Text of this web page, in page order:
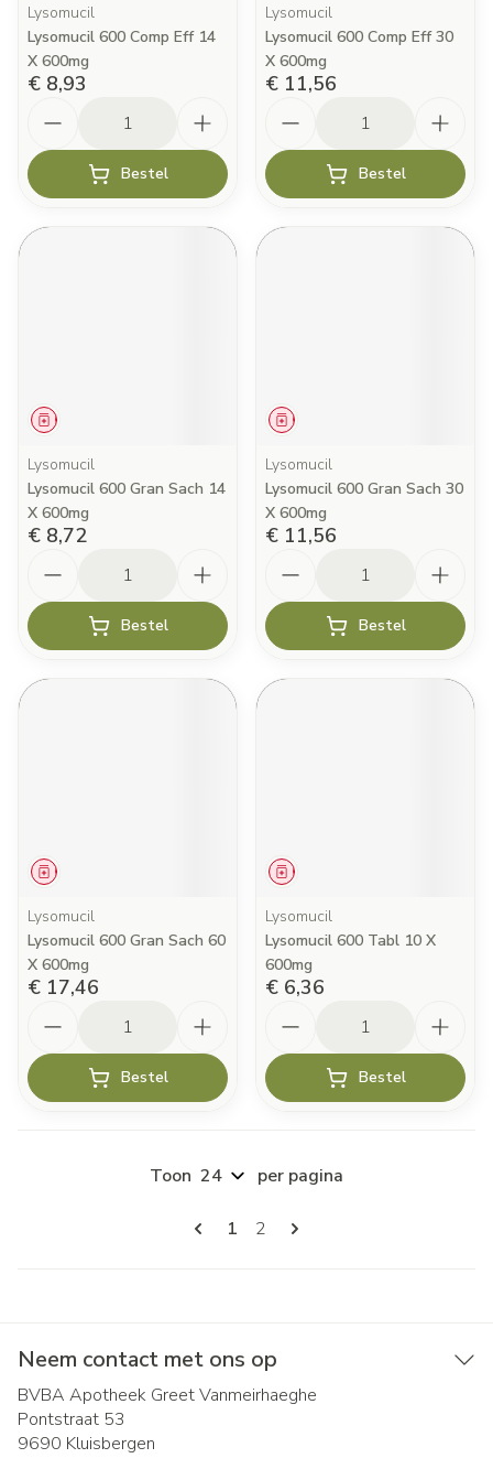
Lysomucil
Lysomucil 600 Comp Eff 14
X 600mg
€ 8,93
Bestel
Lysomucil
Lysomucil 600 Comp Eff 30
X 600mg
€ 11,56
Bestel
Geneesmiddel
Lysomucil
Lysomucil 600 Gran Sach 14
X 600mg
€ 8,72
Bestel
Geneesmiddel
Lysomucil
Lysomucil 600 Gran Sach 30
X 600mg
€ 11,56
Bestel
Geneesmiddel
Lysomucil
Lysomucil 600 Gran Sach 60
X 600mg
€ 17,46
Bestel
Geneesmiddel
Lysomucil
Lysomucil 600 Tabl 10 X
600mg
€ 6,36
Bestel
Pagina's
U lees momenteel pagina
1 Pagina
2
Toon per pagina
Neem contact met ons op
BVBA Apotheek Greet Vanmeirhaeghe
Pontstraat 53
9690 Kluisbergen